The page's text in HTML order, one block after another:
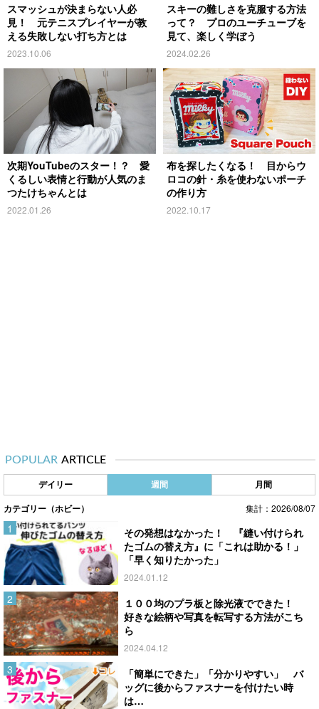
スマッシュが決まらない人必
見！ 元テニスプレイヤーが教
える失敗しない打ち方とは
2023.10.06
スキーの難しさを克服する方法
って？ プロのユーチューブを
見て、楽しく学ぼう
2024.02.26
次期YouTubeのスター！？ 愛
くるしい表情と行動が人気のま
つたけちゃんとは
2022.01.26
布を探したくなる！ 目からウ
ロコの針・糸を使わないポーチ
の作り方
2022.10.17
POPULAR ARTICLE
デイリー 週間 月間
カテゴリー（ホビー） 集計：2026/08/07
その発想はなかった！ 『縫い付けられ
たゴムの替え方』に「これは助かる！」
「早く知りたかった」
2024.01.12
１００均のプラ板と除光液でできた！
好きな絵柄や写真を転写する方法がこち
ら
2024.04.12
「簡単にできた」「分かりやすい」 バ
ッグに後からファスナーを付けたい時
は…